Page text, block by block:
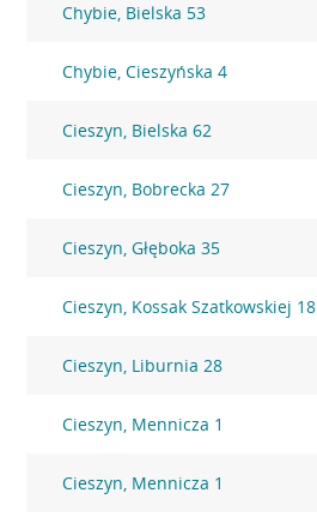
Chybie, Bielska 53
Chybie, Cieszyńska 4
Cieszyn, Bielska 62
Cieszyn, Bobrecka 27
Cieszyn, Głęboka 35
Cieszyn, Kossak Szatkowskiej 18
Cieszyn, Liburnia 28
Cieszyn, Mennicza 1
Cieszyn, Mennicza 1